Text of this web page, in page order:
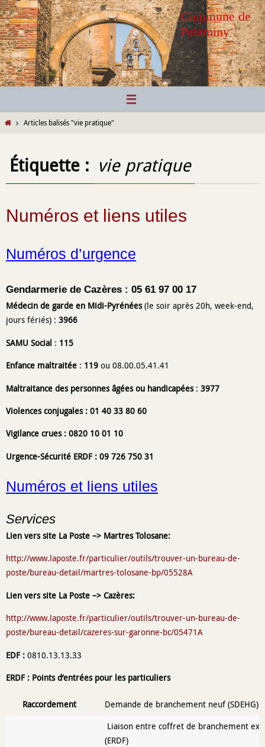
Passer
vers
le
contenu
Commune de
Palaminy
HomeArticles balisés "vie pratique"
Étiquette : vie pratique
Numéros et liens utiles
Numéros d’urgence
Gendarmerie de Cazères : 05 61 97 00 17
Médecin de garde en Midi-Pyrénées(le soir après 20h, week-end,
jours fériés) : 3966
SAMU Social : 115
Enfance maltraitée : 119 ou 08.00.05.41.41
Maltraitance des personnes âgées ou handicapées : 3977
Violences conjugales : 01 40 33 80 60
Vigilance crues : 0820 10 01 10
Urgence-Sécurité ERDF : 09 726 750 31
Numéros et liens utiles
Services
Lien vers site La Poste –> Martres Tolosane:
http://www.laposte.fr/particulier/outils/trouver-un-bureau-de-
poste/bureau-detail/martres-tolosane-bp/05528A
Lien vers site La Poste –> Cazères:
http://www.laposte.fr/particulier/outils/trouver-un-bureau-de-
poste/bureau-detail/cazeres-sur-garonne-bc/05471A
EDF : 0810.13.13.33
ERDF : Points d’entrées pour les particuliers
Raccordement
Demande de branchement neuf (SDEHG)
Liaison entre coffret de branchement
(ERDF)